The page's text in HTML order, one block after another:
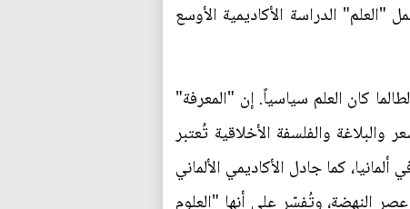
الدراسة الأكاديمية الأوسع
كان العلم سياسياً. إن "المعرفة"
والفلسفة الأخلاقية تُعتبر
كما جادل الأكاديمي الألماني